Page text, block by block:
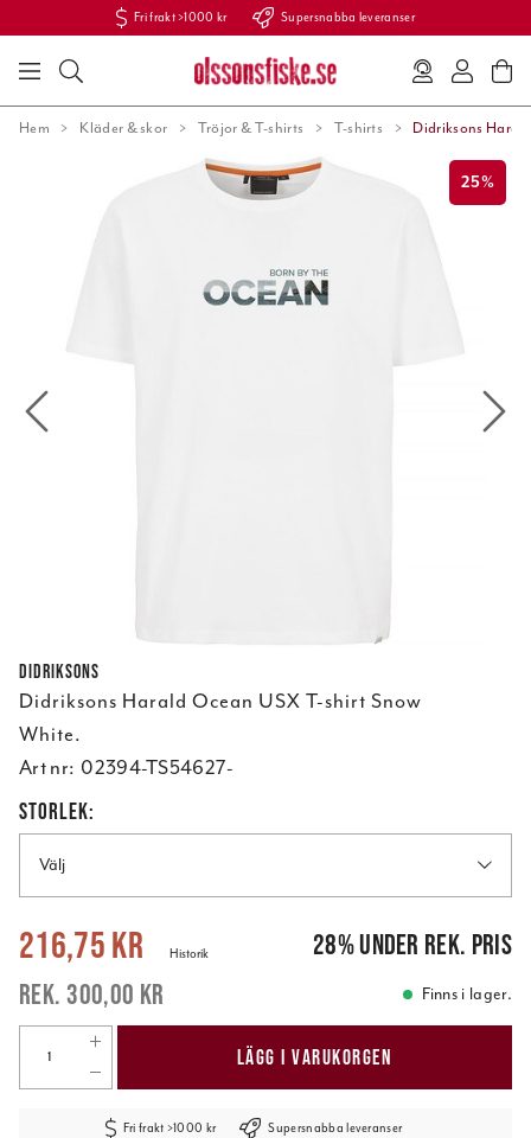
Fri frakt >1000 kr Supersnabba leveranser
Hem Kläder & skor Tröjor & T-shirts T-shirts Didriksons
25%
Didriksons
Didriksons Harald Ocean USX T-shirt Snow
White.
Art nr: 02394-TS54627-
STORLEK:
Välj
Nuvarande pris:216,75 kr 300,00 kr
216,75 kr
300,00 kr
Historik 28%under rek. pris
Finns i lager.
LÄGG I VARUKORGEN
Fri frakt >1000 kr Supersnabba leveranser